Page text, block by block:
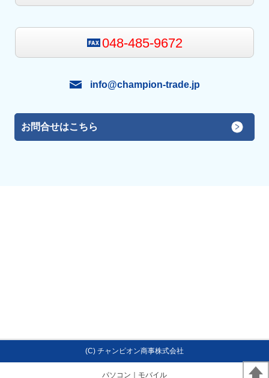
048-485-9672
info@champion-trade.jp
お問合せはこちら
(C) チャンピオン商事株式会社
パソコン ｜モバイル